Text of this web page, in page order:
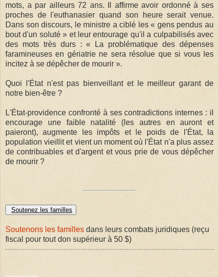
mots, a par ailleurs 72 ans. Il affirme avoir ordonné à ses
proches de l'euthanasier quand son heure serait venue.
Dans son discours, le ministre a ciblé les « gens pendus au
bout d'un soluté » et leur entourage qu'il a culpabilisés avec
des mots très durs : « La problématique des dépenses
faramineuses en gériatrie ne sera résolue que si vous les
incitez à se dépêcher de mourir ».
Quoi l'État n'est pas bienveillant et le meilleur garant de
notre bien-être ?
L'État-providence confronté à ses contradictions internes : il
encourage une faible natalité (les autres en auront et
paieront), augmente les impôts et le poids de l'État, la
population vieillit et vient un moment où l'État n'a plus assez
de contribuables et d'argent et vous prie de vous dépêcher
de mourir ?
Soutenez les familles
Soutenons les familles dans leurs combats juridiques (reçu
fiscal pour tout don supérieur à 50 $)